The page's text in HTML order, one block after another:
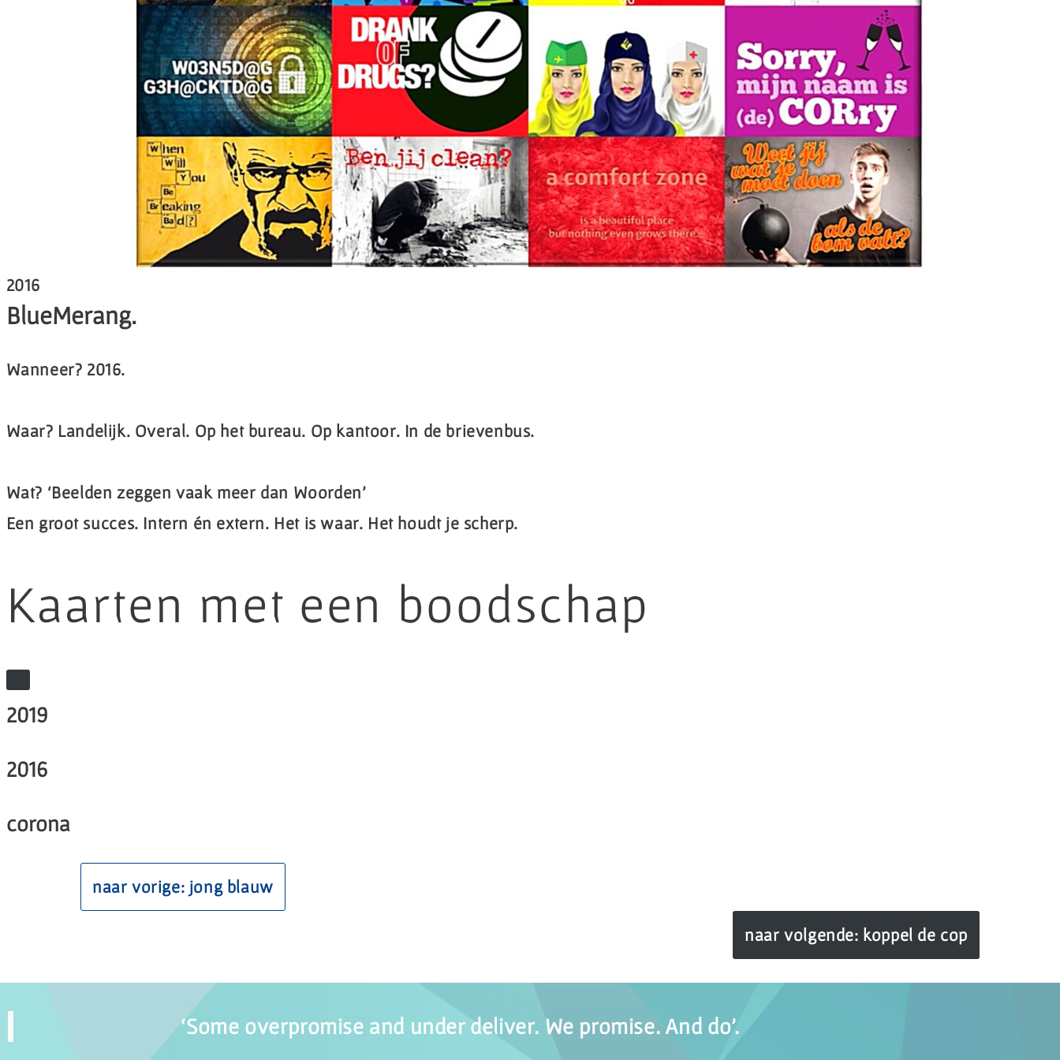
2016
BlueMerang.
Wanneer? 2016.
Waar? Landelijk. Overal. Op het bureau. Op kantoor. In de brievenbus.
Wat? ‘Beelden zeggen vaak meer dan Woorden’
Een groot succes. Intern én extern. Het is waar. Het houdt je scherp.
Kaarten met een boodschap
2019
2016
corona
naar vorige: jong blauw
naar volgende: koppel de cop
‘Some overpromise and under deliver. We promise. And do’.